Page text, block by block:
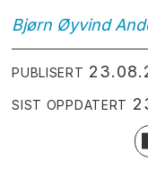
Bjørn Øyvind
PUBLISERT
SIST OPPDATERT